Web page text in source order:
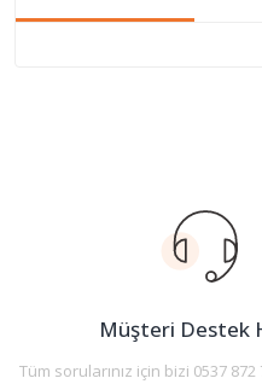
Ürün açıklamasında eksik
Ürün bilgilerinde hatalar
Bu ürüne benzer farklı
Müşteri Destek
Tüm sorularınız için bizi 0537